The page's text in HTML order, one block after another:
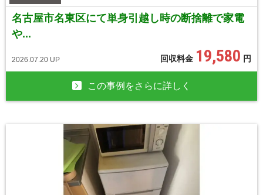
名古屋市名東区にて単身引越し時の断捨離で家電
や...
2026.07.20 UP 回収料金 19,580 円
この事例をさらに詳しく